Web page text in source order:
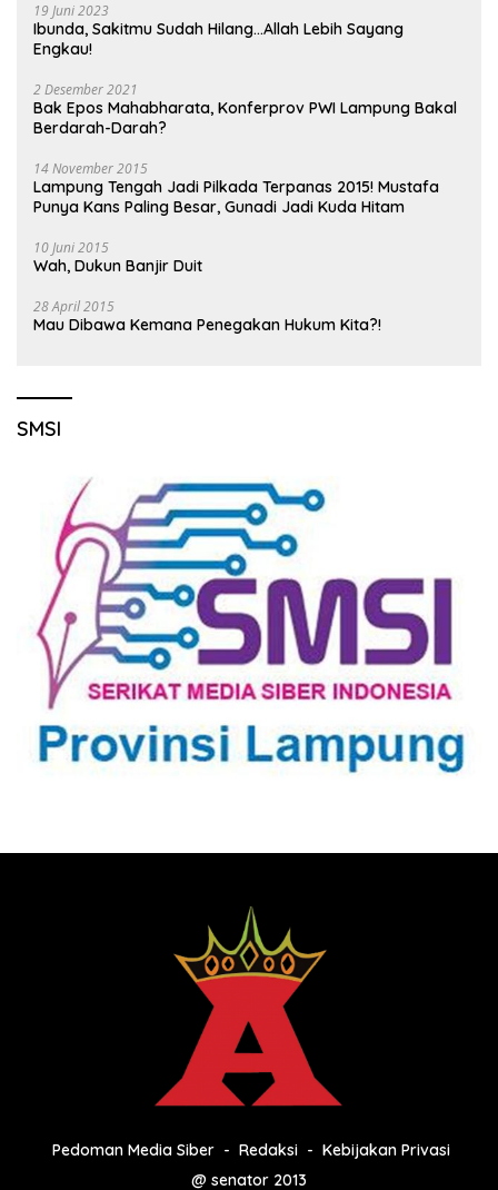
19 Juni 2023
Ibunda, Sakitmu Sudah Hilang…Allah Lebih Sayang
Engkau!
2 Desember 2021
Bak Epos Mahabharata, Konferprov PWI Lampung Bakal
Berdarah-Darah?
14 November 2015
Lampung Tengah Jadi Pilkada Terpanas 2015! Mustafa
Punya Kans Paling Besar, Gunadi Jadi Kuda Hitam
10 Juni 2015
Wah, Dukun Banjir Duit
28 April 2015
Mau Dibawa Kemana Penegakan Hukum Kita?!
SMSI
Pedoman Media Siber Redaksi
Kebijakan Privasi
@ senator 2013